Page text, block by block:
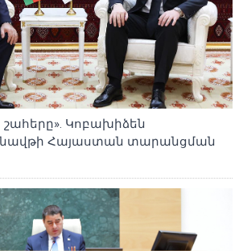
շահերը». Կոբախիձեն
Հայաստան տարանցման